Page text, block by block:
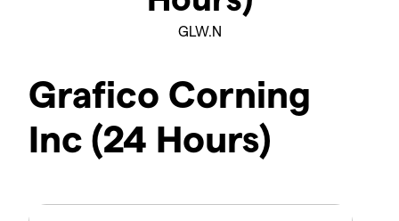
GLW.N
Grafico Corning
Inc (24 Hours)